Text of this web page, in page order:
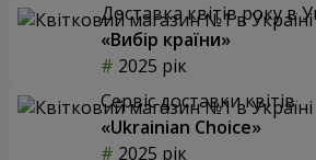
Доставка квітів року в
«Вибір країни»
2025 рік
Сервіс доставки квітів
«Ukrainian Choice»
2025 рік